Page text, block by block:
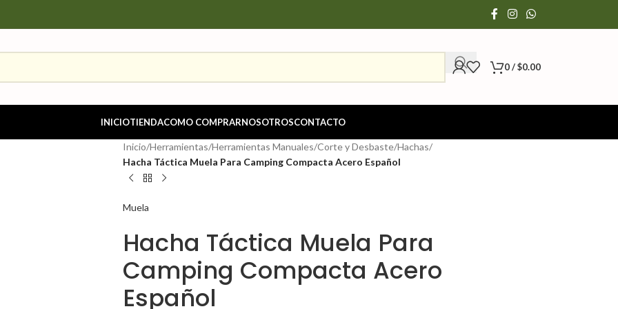
0/$0.00
INICIOTIENDACOMO COMPRARNOSOTROSCONTACTO
Inicio/Herramientas/Herramientas Manuales/Corte y Desbaste/Hachas/
Hacha Táctica Muela Para Camping Compacta Acero Español
Muela
Hacha Táctica Muela Para
Camping Compacta Acero
Español